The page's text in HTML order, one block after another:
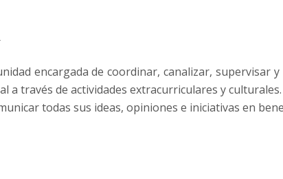
encargada de coordinar, canalizar, supervisar
través de actividades extracurriculares y culturales.
todas sus ideas, opiniones e iniciativas en